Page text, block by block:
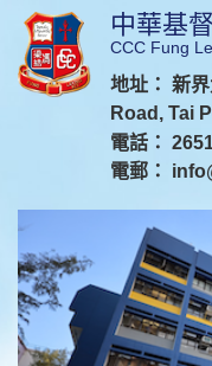
中華基
CCC Fung
地址： 新
Road, Tai
電話：
電郵：